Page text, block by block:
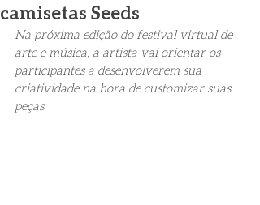
camisetas Seeds
Na próxima edição do festival virtual de
arte e música, a artista vai orientar os
participantes a desenvolverem sua
criatividade na hora de customizar suas
peças